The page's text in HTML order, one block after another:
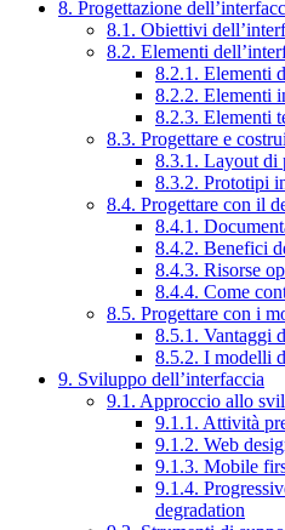
8. Progettazione
8.1. Obiettivi
8.2. Elementi
8.2.1. Elementi
8.2.2. Elementi
8.2.3. Elementi
8.3. Progettare e
8.3.1. Layout di
8.3.2. Prototipi
8.4. Progettare con il
8.4.1.
8.4.2. Benefici
8.4.3. Risorse
8.4.4. Come
8.5. Progettare con i
8.5.1. Vantaggi
8.5.2. I modelli
9. Sviluppo dell’interfaccia
9.1. Approccio allo
9.1.1. Attività
9.1.2. Web
9.1.3. Mobile
9.1.4.
degradation